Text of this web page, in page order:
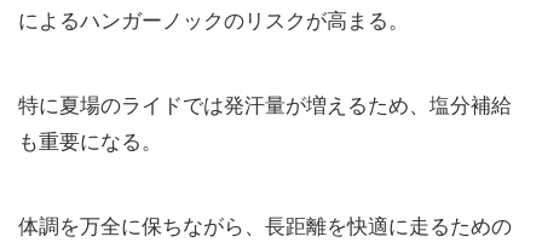
によるハンガーノックのリスクが高まる。
特に夏場のライドでは発汗量が増えるため、塩分補給
も重要になる。
体調を万全に保ちながら、長距離を快適に走るための